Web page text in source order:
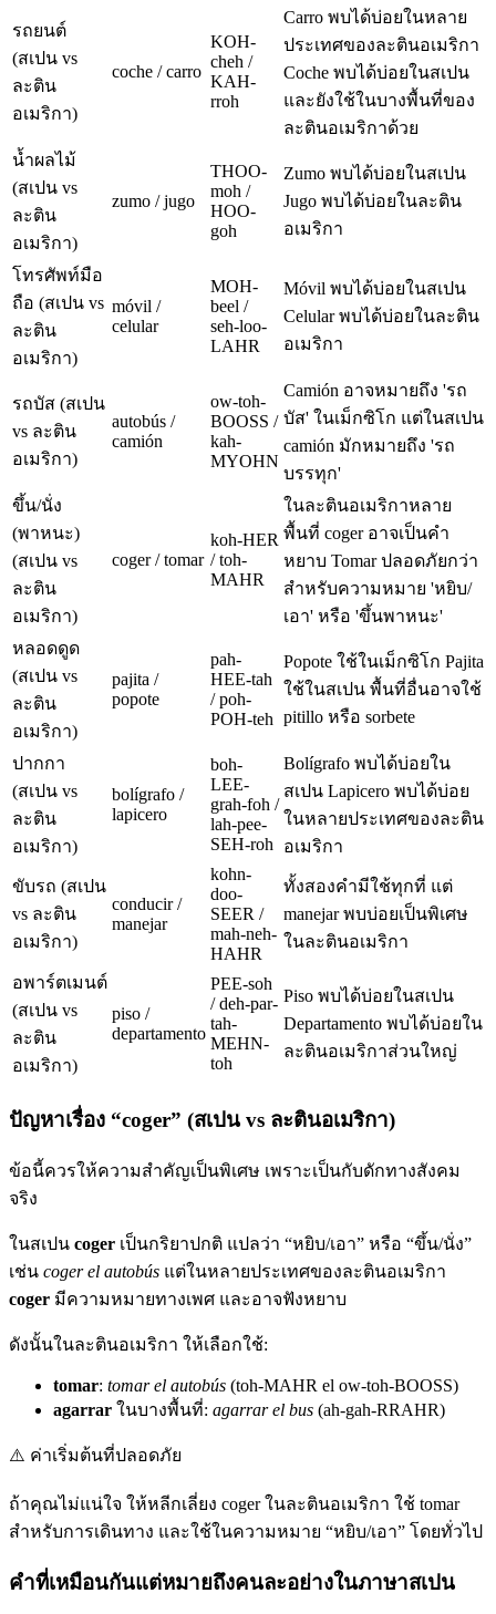
รถยนต์
(สเปน vs
ละติน
อเมริกา)
coche / carro
KOH-
cheh /
KAH-
rroh
Carro พบได้บ่อยในหลาย
ประเทศของละตินอเมริกา
Coche พบได้บ่อยในสเปน
และยังใช้ในบางพื้นที่ของ
ละตินอเมริกาด้วย
น้ำผลไม้
(สเปน vs
ละติน
อเมริกา)
zumo / jugo
THOO-
moh /
HOO-
goh
Zumo พบได้บ่อยในสเปน
Jugo พบได้บ่อยในละติน
อเมริกา
โทรศัพท์มือ
ถือ (สเปน vs
ละติน
อเมริกา)
móvil /
celular
MOH-
beel /
seh-loo-
LAHR
Móvil พบได้บ่อยในสเปน
Celular พบได้บ่อยในละติน
อเมริกา
รถบัส (สเปน
vs ละติน
อเมริกา)
autobús /
camión
ow-toh-
BOOSS /
kah-
MYOHN
Camión อาจหมายถึง 'รถ
บัส' ในเม็กซิโก แต่ในสเปน
camión มักหมายถึง 'รถ
บรรทุก'
ขึ้น/นั่ง
(พาหนะ)
(สเปน vs
ละติน
อเมริกา)
coger / tomar
koh-HER
/ toh-
MAHR
ในละตินอเมริกาหลาย
พื้นที่ coger อาจเป็นคำ
หยาบ Tomar ปลอดภัยกว่า
สำหรับความหมาย 'หยิบ/
เอา' หรือ 'ขึ้นพาหนะ'
หลอดดูด
(สเปน vs
ละติน
อเมริกา)
pajita /
popote
pah-
HEE-tah
/ poh-
POH-teh
Popote ใช้ในเม็กซิโก Pajita
ใช้ในสเปน พื้นที่อื่นอาจใช้
pitillo หรือ sorbete
ปากกา
(สเปน vs
ละติน
อเมริกา)
bolígrafo /
lapicero
boh-
LEE-
grah-foh /
lah-pee-
SEH-roh
Bolígrafo พบได้บ่อยใน
สเปน Lapicero พบได้บ่อย
ในหลายประเทศของละติน
อเมริกา
ขับรถ (สเปน
vs ละติน
อเมริกา)
conducir /
manejar
kohn-
doo-
SEER /
mah-neh-
HAHR
ทั้งสองคำมีใช้ทุกที่ แต่
manejar พบบ่อยเป็นพิเศษ
ในละตินอเมริกา
อพาร์ตเมนต์
(สเปน vs
ละติน
อเมริกา)
piso /
departamento
PEE-soh
/ deh-par-
tah-
MEHN-
toh
Piso พบได้บ่อยในสเปน
Departamento พบได้บ่อยใน
ละตินอเมริกาส่วนใหญ่
ปัญหาเรื่อง “coger” (สเปน vs ละตินอเมริกา)
ข้อนี้ควรให้ความสำคัญเป็นพิเศษ เพราะเป็นกับดักทางสังคม
จริง
ในสเปน coger เป็นกริยาปกติ แปลว่า “หยิบ/เอา” หรือ “ขึ้น/นั่ง”
เช่น coger el autobús แต่ในหลายประเทศของละตินอเมริกา
coger มีความหมายทางเพศ และอาจฟังหยาบ
ดังนั้นในละตินอเมริกา ให้เลือกใช้:
tomar: tomar el autobús (toh-MAHR el ow-toh-BOOSS)
agarrar ในบางพื้นที่: agarrar el bus (ah-gah-RRAHR)
⚠️ ค่าเริ่มต้นที่ปลอดภัย
ถ้าคุณไม่แน่ใจ ให้หลีกเลี่ยง coger ในละตินอเมริกา ใช้ tomar
สำหรับการเดินทาง และใช้ในความหมาย “หยิบ/เอา” โดยทั่วไป
คำที่เหมือนกันแต่หมายถึงคนละอย่างในภาษาสเปน